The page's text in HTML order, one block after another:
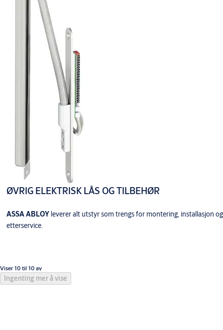
ØVRIG ELEKTRISK LÅS OG TILBEHØR
ASSA ABLOYleverer alt utstyr som trengs for montering, installasjon og
etterservice.
Viser 10 til 10 av
Ingenting mer å vise